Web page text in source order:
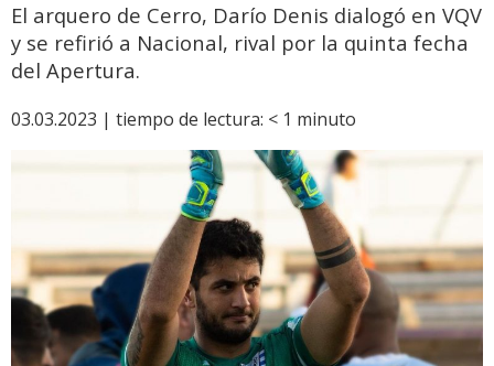
El arquero de Cerro, Darío Denis dialogó en VQV
y se refirió a Nacional, rival por la quinta fecha
del Apertura.
03.03.2023 | tiempo de lectura: < 1 minuto